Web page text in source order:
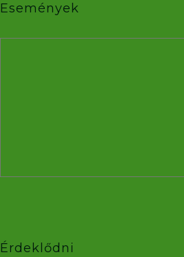
Események
Érdeklődni